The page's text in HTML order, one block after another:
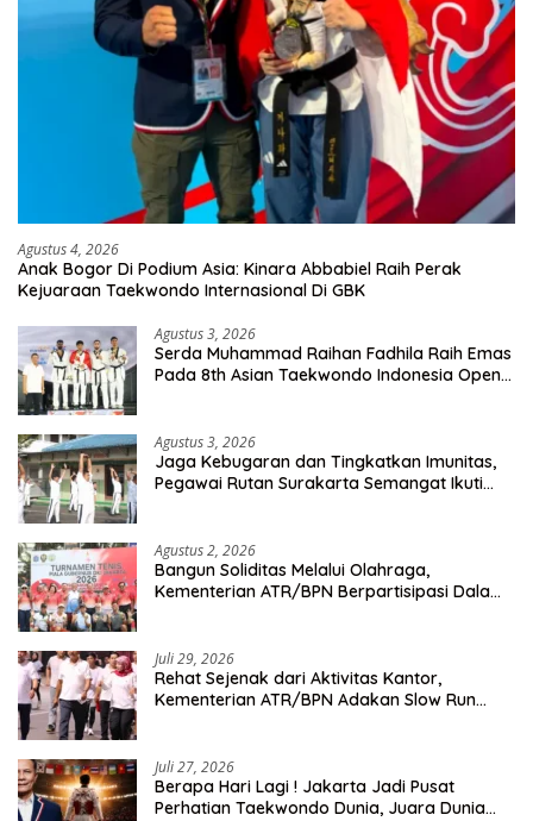
Agustus 4, 2026
Anak Bogor Di Podium Asia: Kinara Abbabiel Raih Perak
Kejuaraan Taekwondo Internasional Di GBK
Agustus 3, 2026
Serda Muhammad Raihan Fadhila Raih Emas
Pada 8th Asian Taekwondo Indonesia Open
Agustus 3, 2026
Jaga Kebugaran dan Tingkatkan Imunitas,
Pegawai Rutan Surakarta Semangat Ikuti
Agustus 2, 2026
Bangun Soliditas Melalui Olahraga,
Kementerian ATR/BPN Berpartisipasi Dalam
Juli 29, 2026
Rehat Sejenak dari Aktivitas Kantor,
Kementerian ATR/BPN Adakan Slow Run
Juli 27, 2026
Berapa Hari Lagi ! Jakarta Jadi Pusat
Perhatian Taekwondo Dunia, Juara Dunia